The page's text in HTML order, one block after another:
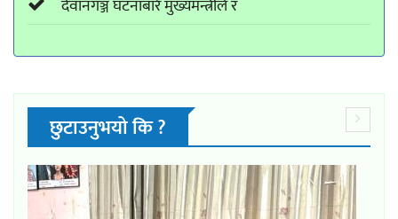
देवानगञ्ज घटनाबारे मुख्यमन्त्रीले र
छुटाउनुभयो कि ?